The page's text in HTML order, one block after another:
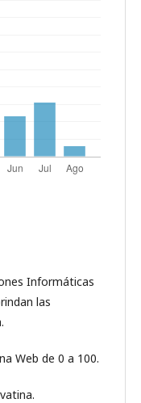
Informáticas
las
Web de 0 a 100.